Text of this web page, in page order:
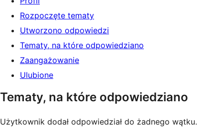
Rozpoczęte tematy
Utworzono odpowiedzi
Tematy, na które odpowiedziano
Zaangażowanie
Ulubione
Tematy, na które odpowiedziano
Użytkownik dodał odpowiedział do żadnego wątku.